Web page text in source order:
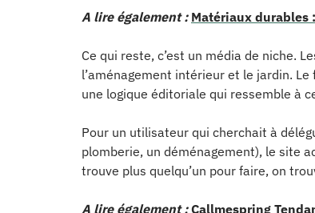
A lire également : Matériaux durables
Ce qui reste, c’est un média de niche.
l’aménagement intérieur et le jardin.
une logique éditoriale qui ressemble à
Pour un utilisateur qui cherchait à
plomberie, un déménagement), le site
trouve plus quelqu’un pour faire, on
A lire également : Callmespring